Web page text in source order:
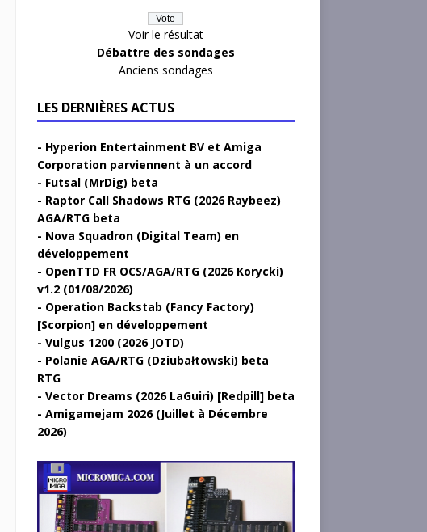
Voir le résultat
Débattre des sondages
Anciens sondages
LES DERNIÈRES ACTUS
Hyperion Entertainment BV et Amiga
Corporation parviennent à un accord
Futsal (MrDig) beta
Raptor Call Shadows RTG (2026 Raybeez)
AGA/RTG beta
Nova Squadron (Digital Team) en
développement
OpenTTD FR OCS/AGA/RTG (2026 Korycki)
v1.2 (01/08/2026)
Operation Backstab (Fancy Factory)
[Scorpion] en développement
Vulgus 1200 (2026 JOTD)
Polanie AGA/RTG (Dziubałtowski) beta
RTG
Vector Dreams (2026 LaGuiri) [Redpill] beta
Amigamejam 2026 (Juillet à Décembre
2026)